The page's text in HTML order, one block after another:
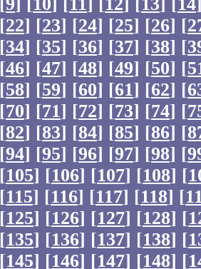
[22] [23] [24] [25] [26] [
[34] [35] [36] [37] [38] [
[46] [47] [48] [49] [50] [
[58] [59] [60] [61] [62] [
[70] [71] [72] [73] [74] [
[82] [83] [84] [85] [86] [
[94] [95] [96] [97] [98] [
[105] [106] [107] [108] [
[115] [116] [117] [118] [
[125] [126] [127] [128] [
[135] [136] [137] [138] [
[145] [146] [147] [148] [